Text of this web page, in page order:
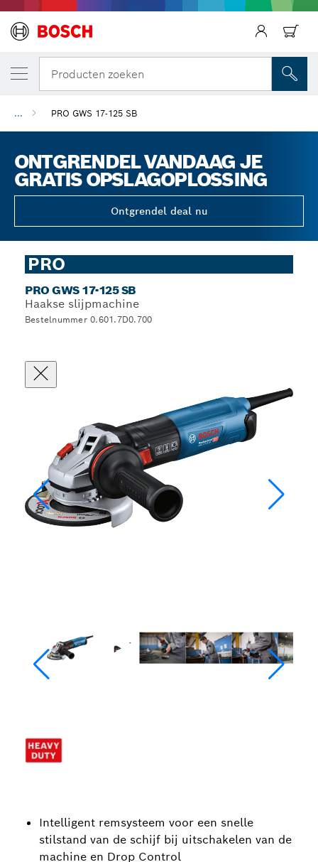
Producten zoeken
... PRO GWS 17-125 SB
ONTGRENDEL VANDAAG JE
GRATIS OPSLAGOPLOSSING
Ontgrendel deal nu
PRO
PRO GWS 17-125 SB
Haakse slijpmachine
Bestelnummer 0.601.7D0.700
Intelligent remsysteem voor een snelle
stilstand van de schijf bij uitschakelen van de
machine en Drop Control